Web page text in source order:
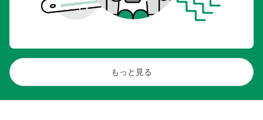
もっと見る